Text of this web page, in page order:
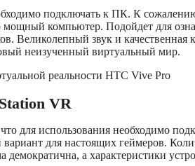
подключать к ПК. К
мощный компьютер. Подойдет для
Великолепный звук и качественная
неизученный виртуальный мир.
VR
для использования необходимо
для настоящих геймеров.
демократична, а характеристики